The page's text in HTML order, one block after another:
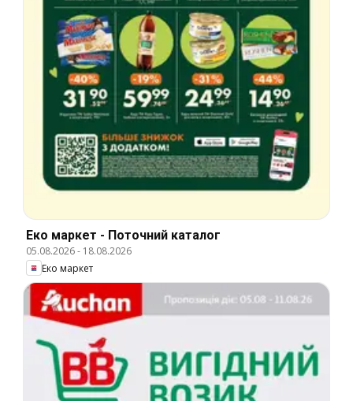
Еко маркет - Поточний каталог
05.08.2026- 18.08.2026
Еко маркет